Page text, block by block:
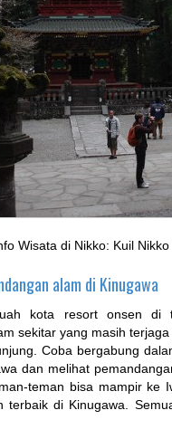
Wisata di Nikko: Kuil Nikko
alam di Kinugawa
kota resort onsen di
sekitar yang masih
Coba bergabung
dan melihat
teman bisa mampir ke
terbaik di Kinugawa.